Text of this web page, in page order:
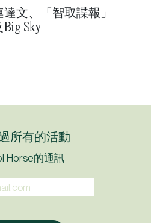
達文、「智取諜報」
Big Sky
所有的活動
Horse的通訊